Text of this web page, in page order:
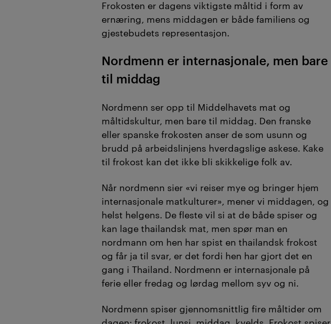
Frokosten er dagens viktigste måltid i form av
ernæring, mens middagen er både familiens og
gjestebudets representasjon.
Nordmenn er internasjonale, men bare
til middag
Nordmenn ser opp til Middelhavets mat og
måltidskultur, men bare til middag. Den franske
eller spanske frokosten anser de som usunn og
brudd på arbeidslinjens hverdagslige askese. Kake
til frokost kan det ikke bli skikkelige folk av.
Når nordmenn sier «vi reiser mye og bringer hjem
internasjonale matkulturer», mener vi middagen, og
helst helgens. De fleste vil si at de både spiser og
kan lage thailandsk mat, men spør man en
nordmann om hen har spist en thailandsk frokost
og får ja til svar, er det fordi hen har gjort det en
gang i Thailand. Nordmenn er internasjonale på
ferie eller fredag og lørdag mellom syv og ni.
Nordmenn spiser gjennomsnittlig fire måltider om